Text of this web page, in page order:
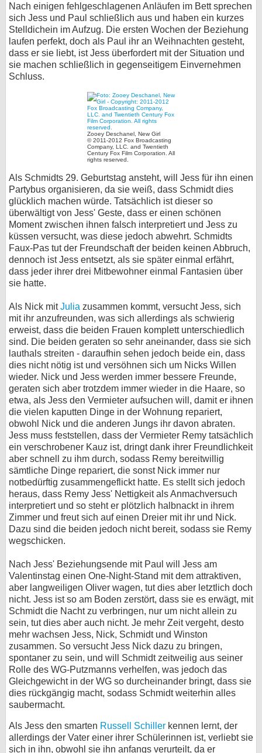
Nach einigen fehlgeschlagenen Anläufen im Bett sprechen
sich Jess und Paul schließlich aus und haben ein kurzes
Stelldichein im Aufzug. Die ersten Wochen der Beziehung
laufen perfekt, doch als Paul ihr an Weihnachten gesteht,
dass er sie liebt, ist Jess überfordert mit der Situation und
sie machen schließlich in gegenseitigem Einvernehmen
Schluss.
Zooey Deschanel, New Girl
© 2011-2012 Fox Broadcasting
Company, LLC. and Twentieth
Century Fox Film Corporation. All
rights reserved.
Als Schmidts 29. Geburtstag ansteht, will Jess für ihn einen
Partybus organisieren, da sie weiß, dass Schmidt dies
glücklich machen würde. Tatsächlich ist dieser so
überwältigt von Jess' Geste, dass er einen schönen
Moment zwischen ihnen falsch interpretiert und Jess zu
küssen versucht, was diese jedoch abwehrt. Schmidts
Faux-Pas tut der Freundschaft der beiden keinen Abbruch,
dennoch ist Jess entsetzt, als sie später einmal erfährt,
dass jeder ihrer drei Mitbewohner einmal Fantasien über
sie hatte.
Als Nick mitJulia zusammen kommt, versucht Jess, sich
mit ihr anzufreunden, was sich allerdings als schwierig
erweist, dass die beiden Frauen komplett unterschiedlich
sind. Die beiden geraten so sehr aneinander, dass sie sich
lauthals streiten - daraufhin sehen jedoch beide ein, dass
dies nicht nötig ist und versöhnen sich um Nicks Willen
wieder. Nick und Jess werden immer bessere Freunde,
geraten sich aber trotzdem immer wieder in die Haare, so
etwa, als Jess den Vermieter aufsuchen will, damit er ihnen
die vielen kaputten Dinge in der Wohnung repariert,
obwohl Nick und die anderen Jungs ihr davon abraten.
Jess muss feststellen, dass der Vermieter Remy tatsächlich
ein verschrobener Kauz ist, dringt dank ihrer Freundlichkeit
aber schnell zu ihm durch, sodass Remy bereitwillig
sämtliche Dinge repariert, die sonst Nick immer nur
notbedürftig zusammengeflickt hatte. Es stellt sich jedoch
heraus, dass Remy Jess' Nettigkeit als Anmachversuch
interpretiert und so steht er plötzlich halbnackt in ihrem
Zimmer und freut sich auf einen Dreier mit ihr und Nick.
Dazu sind die beiden jedoch nicht bereit, sodass sie Remy
wegschicken.
Nach Jess' Beziehungsende mit Paul will Jess am
Valentinstag einen One-Night-Stand mit dem attraktiven,
aber langweiligen Oliver wagen, tut dies aber letztlich doch
nicht. Jess ist so am Boden zerstört, dass sie es erwägt, mit
Schmidt die Nacht zu verbringen, nur um nicht allein zu
sein, tut dies aber auch nicht. Je mehr Zeit vergeht, desto
mehr wachsen Jess, Nick, Schmidt und Winston
zusammen. So versucht Jess Nick dazu zu bringen,
spontaner zu sein, und will Schmidt zeitweilig aus seiner
Rolle des WG-Putzmanns verhelfen, was jedoch das
Gleichgewicht in der WG so durcheinander bringt, dass sie
dies rückgängig macht, sodass Schmidt weiterhin alles
saubermacht.
Als Jess den smarten Russell Schiller kennen lernt, der
allerdings der Vater einer ihrer Schülerinnen ist, verliebt sie
sich in ihn, obwohl sie ihn anfangs verurteilt, da er